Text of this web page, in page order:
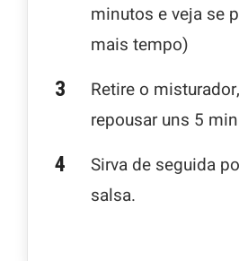
minutos e veja se
mais tempo)
Retire o
repousar uns 5
Sirva de seguida
salsa.